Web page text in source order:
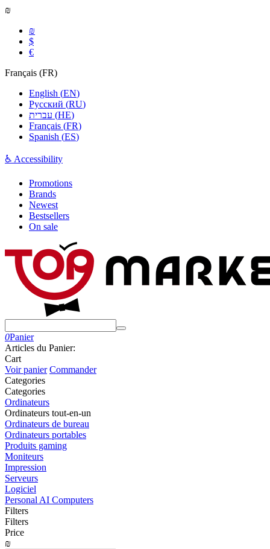
₪
₪
$
€
Français (FR)
English (EN)
Русский (RU)
(HE)
Français (FR)
Spanish (ES)
♿ Accessibility
Promotions
Brands
Newest
Bestsellers
On sale
0Panier
Articles du Panier:
Cart
Voir panier Commander
Сategories
Сategories
Ordinateurs
Ordinateurs tout-en-un
Ordinateurs de bureau
Ordinateurs portables
Produits gaming
Moniteurs
Impression
Serveurs
Logiciel
Personal AI Computers
Filters
Filters
Price
₪